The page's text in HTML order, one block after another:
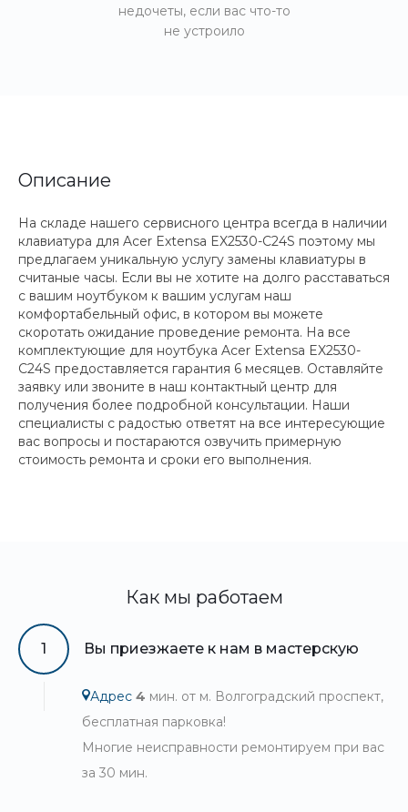
недочеты, если вас что-то
не устроило
Описание
На складе нашего сервисного центра всегда в наличии
клавиатура для Acer Extensa EX2530-C24S поэтому мы
предлагаем уникальную услугу замены клавиатуры в
считаные часы. Если вы не хотите на долго расставаться
с вашим ноутбуком к вашим услугам наш
комфортабельный офис, в котором вы можете
скоротать ожидание проведение ремонта. На все
комплектующие для ноутбука Acer Extensa EX2530-
C24S предоставляется гарантия 6 месяцев. Оставляйте
заявку или звоните в наш контактный центр для
получения более подробной консультации. Наши
специалисты с радостью ответят на все интересующие
вас вопросы и постараются озвучить примерную
стоимость ремонта и сроки его выполнения.
Как мы работаем
1 Вы приезжаете к нам в мастерскую
Адрес 4 мин. от м. Волгоградский проспект,
бесплатная парковка!
Многие неисправности ремонтируем при вас
за 30 мин.